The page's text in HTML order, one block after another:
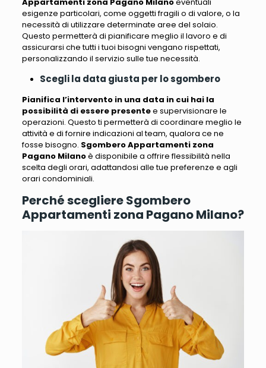
esigenze particolari, come oggetti fragili o di valore, o la
necessità di utilizzare determinate aree del solaio.
Questo permetterà di pianificare meglio il lavoro e di
assicurarsi che tutti i tuoi bisogni vengano rispettati,
personalizzando il servizio sulle tue necessità.
Scegli la data giusta per lo sgombero
Pianifica l’intervento in una data in cui hai la
possibilità di essere presentee supervisionare le
operazioni. Questoti permetterà di coordinare meglio le
attività e di fornire indicazioni al team, qualora ce ne
fosse bisogno. Sgombero Appartamenti zona
Pagano Milanoè disponibile a offrire flessibilità nella
scelta degli orari, adattandosi alle tue preferenze e agli
orari condominiali.
Perché scegliere Sgombero
Appartamenti zona Pagano Milano?